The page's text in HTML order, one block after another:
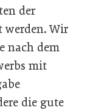
der
Wir
nach dem
mit
die gute